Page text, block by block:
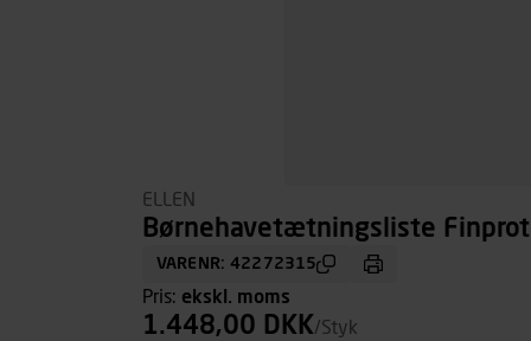
ELLEN
Børnehavetætningsliste
VARENR: 42272315
Pris: ekskl. moms
1.448,00 DKK/Styk